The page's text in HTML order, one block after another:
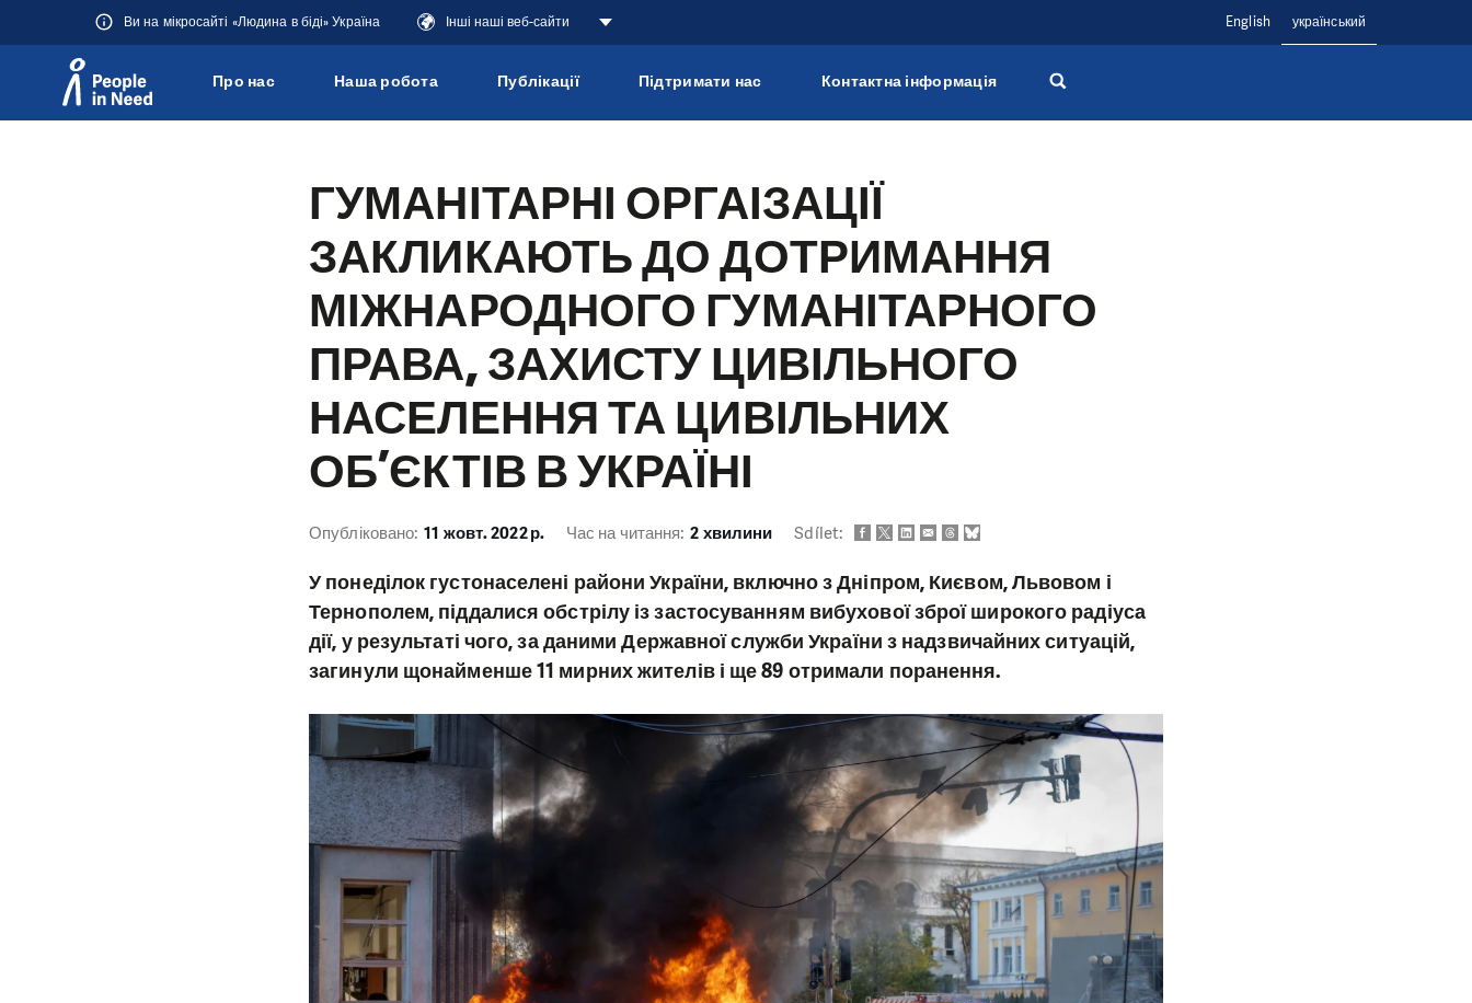
Ви на мікросайті «Людина в біді» Україна Інші наші веб-сайти English український
Про нас Наша робота Публікації Підтримати нас Контактна інформація
ГУМАНІТАРНІ ОРГАІЗАЦІЇ
ЗАКЛИКАЮТЬ ДО ДОТРИМАННЯ
МІЖНАРОДНОГО ГУМАНІТАРНОГО
ПРАВА, ЗАХИСТУ ЦИВІЛЬНОГО
НАСЕЛЕННЯ ТА ЦИВІЛЬНИХ
ОБ’ЄКТІВ В УКРАЇНІ
Опубліковано: 11 жовт. 2022 р. Час на читання: 2 хвилини Sdílet:
У понеділок густонаселені райони України, включно з Дніпром, Києвом, Львовом і
Тернополем, піддалися обстрілу із застосуванням вибухової зброї широкого радіуса
дії, у результаті чого, за даними Державної служби України з надзвичайних ситуацій,
загинули щонайменше 11 мирних жителів і ще 89 отримали поранення.